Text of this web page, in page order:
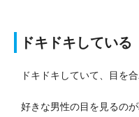
ドキドキしている
ドキドキしていて、目を
好きな男性の目を見るの